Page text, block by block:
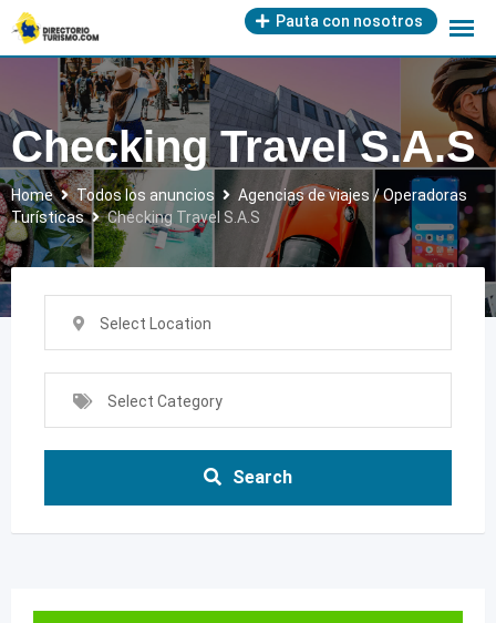
Skip
to
content
Pauta con nosotros
Checking Travel S.A.S
Home Todos los anuncios
Agencias de viajes / Operadoras
Turísticas
Checking Travel S.A.S
Select Location
Select Category
Search